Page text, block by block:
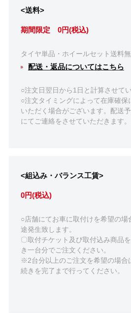
<送料>
期間限定 0円(税込)
タイヤ単品・ホイールセット送料
配送・返品についてはこちら
○注文日翌日から1日と計算させて
○注文タイミングによって在庫確保
いただく場合がございます。配送
にてご連絡をさせていただきます。
<組込み・バランス工賃>
0円(税込)
○店舗にてお車に取付けを希望の場
途発生致します。
〇取付チケット及び取付込み商品
き一台分でご注文ください。
※2台分以上のご注文を希望の場合
続きを完了まで行ってください。